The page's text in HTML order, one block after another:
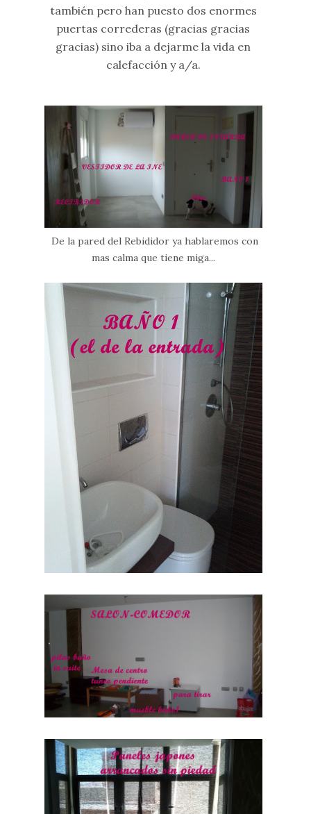
también pero han puesto dos enormes
puertas correderas (gracias gracias
gracias) sino iba a dejarme la vida en
calefacción y a/a.
De la pared del Rebididor ya hablaremos con
mas calma que tiene miga...